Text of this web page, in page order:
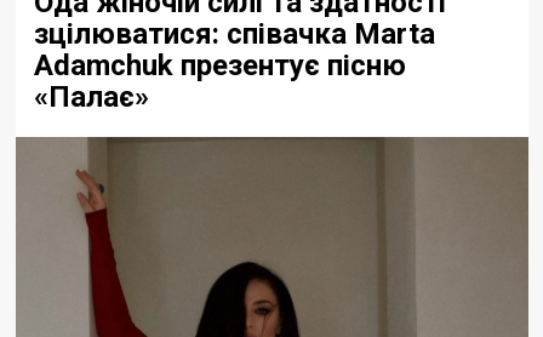
зцілюватися: співачка Marta
Adamchuk презентує пісню
«Палає»